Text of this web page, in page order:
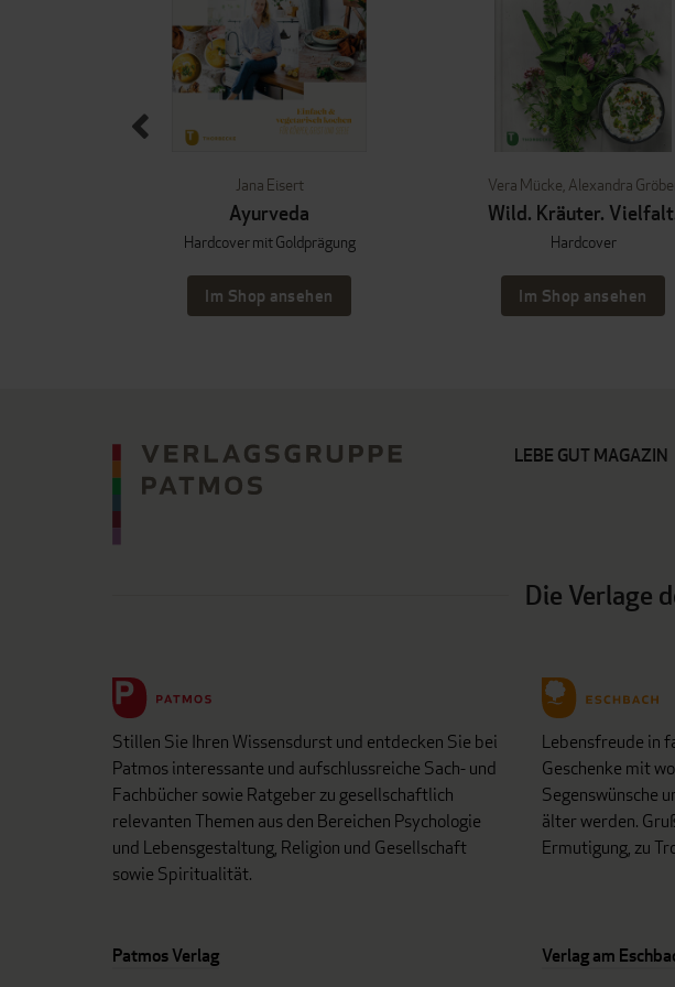
Jana Eisert
Ayurveda
Hardcover mit Goldprägung
Im Shop ansehen
Vera Mücke, Alexandra
Wild. Kräuter.
Hardcover
Im Shop ansehen
LEBE GUT MAGAZIN
Die Verlage
Stillen Sie Ihren Wissensdurst und entdecken Sie bei
Patmos interessante und aufschlussreiche Sach- und
Fachbücher sowie Ratgeber zu gesellschaftlich
relevanten Themen aus den Bereichen Psychologie
und Lebensgestaltung, Religion und Gesellschaft
sowie Spiritualität.
Patmos Verlag
Lebensfreude in
Geschenke mit
Segenswünsche
älter werden.
Ermutigung, zu
Verlag am